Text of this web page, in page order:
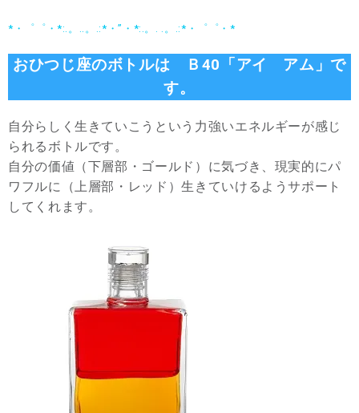
*・゜゜・*:.。..。.:*・”・*:.。. .。.:*・゜゜・*
おひつじ座のボトルは Ｂ40「アイ アム」で
す。
自分らしく生きていこうという力強いエネルギーが感じ
られるボトルです。
自分の価値（下層部・ゴールド）に気づき、現実的にパ
ワフルに（上層部・レッド）生きていけるようサポート
してくれます。